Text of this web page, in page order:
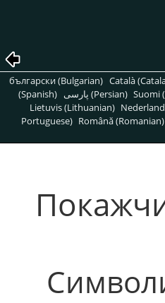
български (Bulgarian) Català
(Spanish)
پارسی (Persian) Suomi
Lietuvis (Lithuanian)
Portuguese) Română (Romanian)